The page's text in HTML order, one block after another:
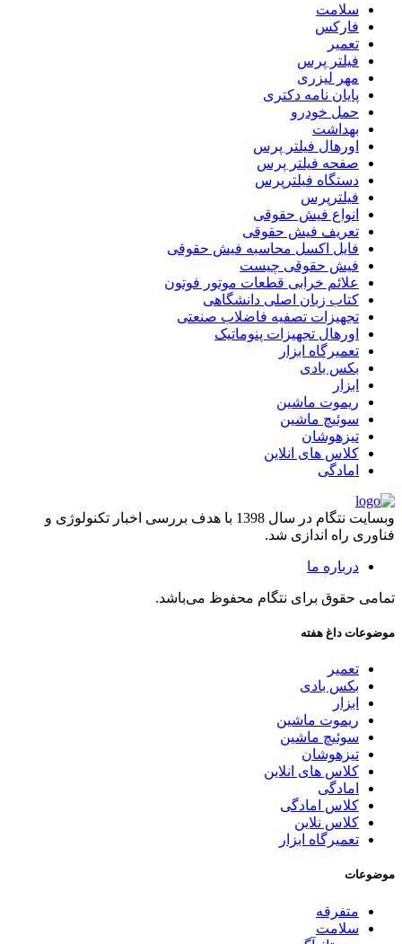
سلامت
فارکس
تعمیر
فیلتر پرس
مهر لیزری
پایان نامه دکتری
حمل خودرو
بهداشت
اورهال فیلتر پرس
صفحه فیلتر پرس
دستگاه فیلترپرس
فیلترپرس
انواع فیش حقوقی
تعریف فیش حقوقی
فایل اکسل محاسبه فیش حقوقی
فیش حقوقی چیست
علائم خرابی قطعات موتور فوتون
کتاب زبان اصلی دانشگاهی
تجهیزات تصفیه فاضلاب صنعتی
اورهال تجهیزات پنوماتیک
تعمیرگاه ابزار
بکس بادی
ابزار
ریموت ماشین
سوئیچ ماشین
تیزهوشان
کلاس های انلاین
امادگی
وبسایت نتگام در سال 1398 با هدف بررسی اخبار تکنولوژی و
فناوری راه اندازی شد.
درباره ما
تمامی حقوق برای نتگام محفوظ می‌باشد.
موضوعات داغ هفته
تعمیر
بکس بادی
ابزار
ریموت ماشین
سوئیچ ماشین
تیزهوشان
کلاس های انلاین
امادگی
کلاس امادگی
کلاس نلاین
تعمیرگاه ابزار
موضوعات
متفرقه
سلامت